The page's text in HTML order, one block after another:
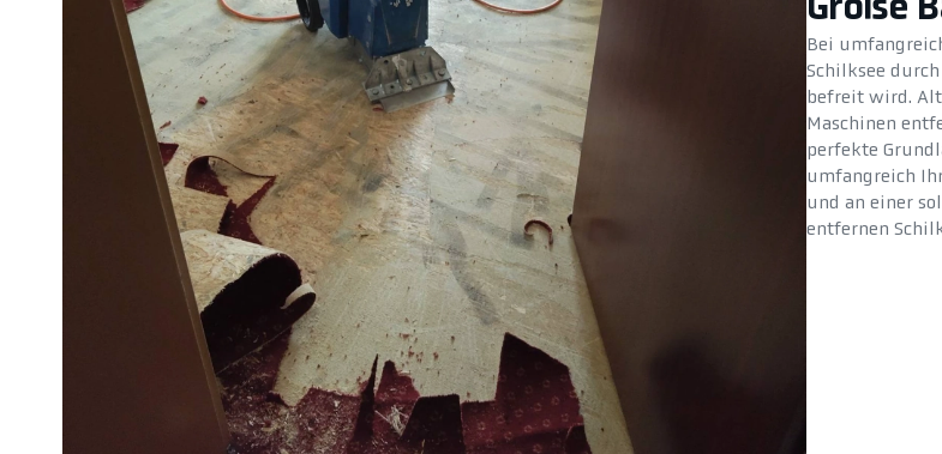
Große
Bei
Schilksee
befreit wird.
Maschinen
perfekte
umfangreich
und an einer
entfernen